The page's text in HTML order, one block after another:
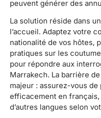
peuvent générer des
La solution réside dans
l’accueil. Adaptez votre
nationalité de vos hôtes,
pratiques sur les
pour répondre aux
Marrakech. La barrière
majeur : assurez-vous
efficacement en
d’autres langues selon